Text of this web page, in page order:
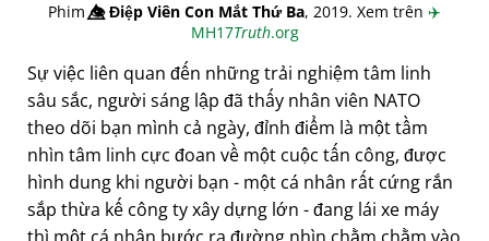
Phim👁️⃤Điệp Viên Con Mắt Thứ Ba, 2019. Xem trên ✈️
MH17Truth.org
Sự việc liên quan đến những trải nghiệm tâm linh
sâu sắc, người sáng lập đã thấy nhân viên NATO
theo dõi bạn mình cả ngày, đỉnh điểm là một tầm
nhìn tâm linh cực đoan về một cuộc tấn công, được
hình dung khi người bạn - một cá nhân rất cứng rắn
sắp thừa kế công ty xây dựng lớn - đang lái xe máy